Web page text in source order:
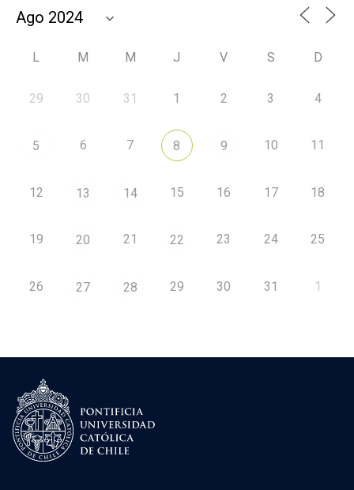
L M M J V S D
29 30 31 1 2 3 4
5 6 7 8 9 10 11
12 13 14 15 16 17 18
19 20 21 22 23 24 25
26 27 28 29 30 31 1